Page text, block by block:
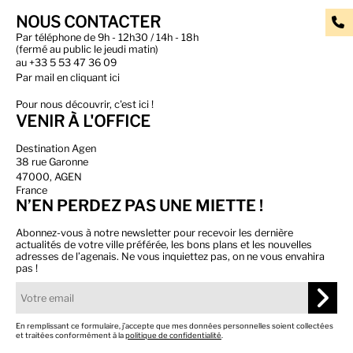
NOUS CONTACTER
Par téléphone de 9h - 12h30 / 14h - 18h
(fermé au public le jeudi matin)
au +33 5 53 47 36 09
Par mail en cliquant ici
Pour nous découvrir, c'est ici !
VENIR À L'OFFICE
Destination Agen
38 rue Garonne
47000, AGEN
France
N’EN PERDEZ PAS UNE MIETTE !
Abonnez-vous à notre newsletter pour recevoir les dernière
actualités de votre ville préférée, les bons plans et les nouvelles
adresses de l’agenais. Ne vous inquiettez pas, on ne vous envahira
pas !
En remplissant ce formulaire, j’accepte que mes données personnelles soient collectées
et traitées conformément à lapolitique de confidentialité